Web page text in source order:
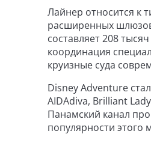
Лайнер относится к
расширенных
составляет 208
координация
круизные суда
Disney Adventure
AIDAdiva, Brilliant
Панамский канал
популярности этого